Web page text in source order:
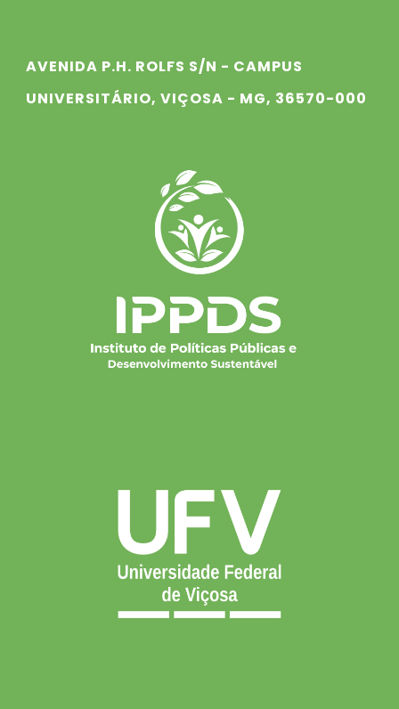
AVENIDA P.H. ROLFS S/N - CAMPUS
UNIVERSITÁRIO, VIÇOSA - MG, 36570-000